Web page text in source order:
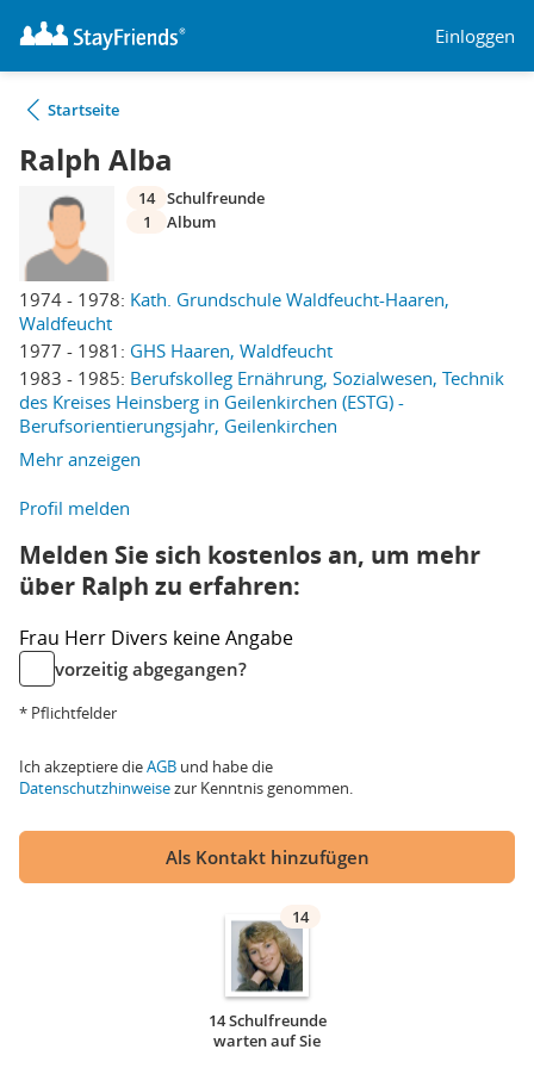
Einloggen
Startseite
Ralph Alba
1974 - 1978: Kath. Grundschule Waldfeucht-Haaren,
Waldfeucht
1977 - 1981: GHS Haaren, Waldfeucht
1983 - 1985: Berufskolleg Ernährung, Sozialwesen, Technik
des Kreises Heinsberg in Geilenkirchen (ESTG) -
Berufsorientierungsjahr, Geilenkirchen
Mehr anzeigen
14 Schulfreunde
1
Album
Profil melden
Melden Sie sich kostenlos an, um mehr
über Ralph zu erfahren:
Frau Herr Divers keine Angabe
vorzeitig abgegangen?
* Pflichtfelder
Ich akzeptiere dieAGB und habe die
Datenschutzhinweisezur Kenntnis genommen.
Als Kontakt hinzufügen
14
14 Schulfreunde
warten auf Sie